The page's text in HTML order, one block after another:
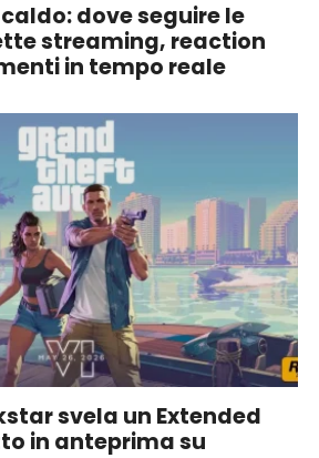
dove seguire le
streaming, reaction
in tempo reale
svela un Extended
in anteprima su